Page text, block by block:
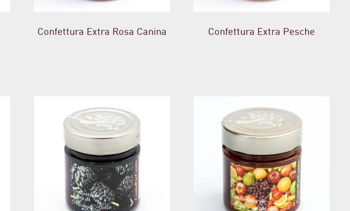
Confettura Extra Rosa Canina Confettura Extra Pesche